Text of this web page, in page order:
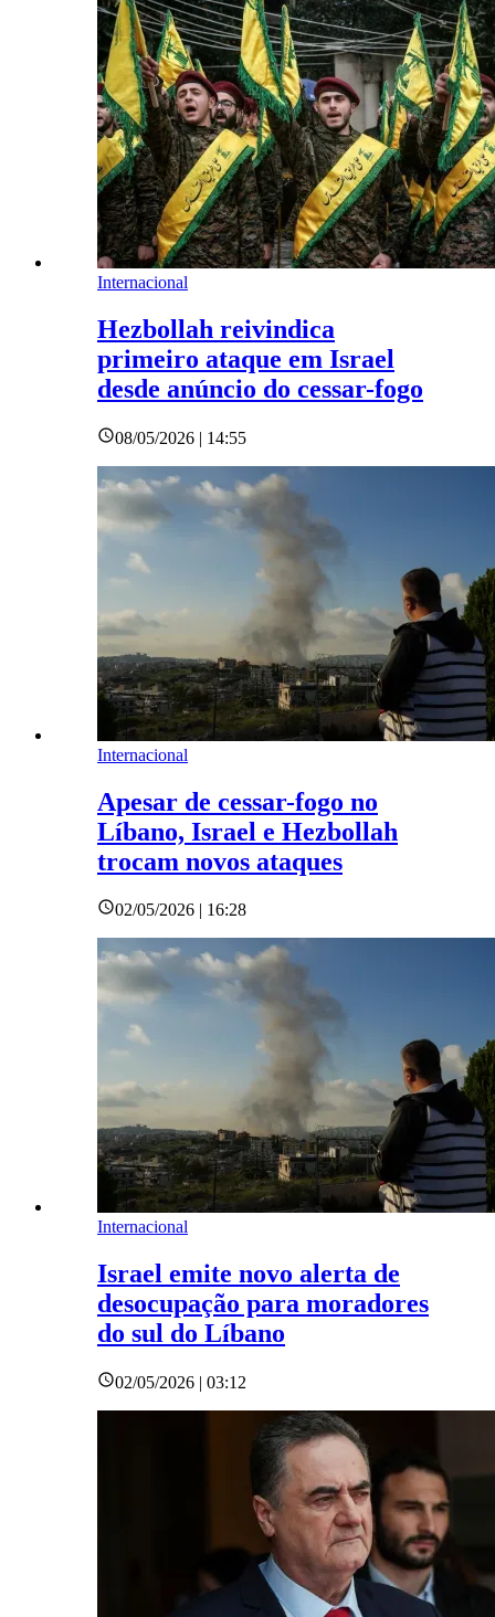
Internacional
Hezbollah reivindica
primeiro ataque em Israel
desde anúncio do cessar-fogo
08/05/2026 | 14:55
Internacional
Apesar de cessar-fogo no
Líbano, Israel e Hezbollah
trocam novos ataques
02/05/2026 | 16:28
Internacional
Israel emite novo alerta de
desocupação para moradores
do sul do Líbano
02/05/2026 | 03:12